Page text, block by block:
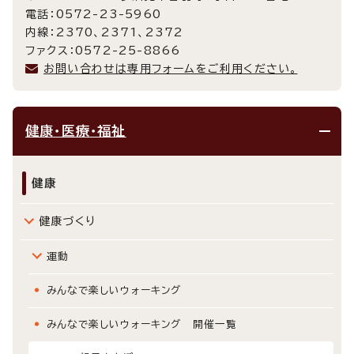
電話：0572-23-5960
内線：2370、2371、2372
ファクス：0572-25-8866
お問い合わせは専用フォームをご利用ください。
健康・医療・福祉
健康
健康づくり
運動
みんなで楽しいウォーキング
みんなで楽しいウォーキング 開催一覧